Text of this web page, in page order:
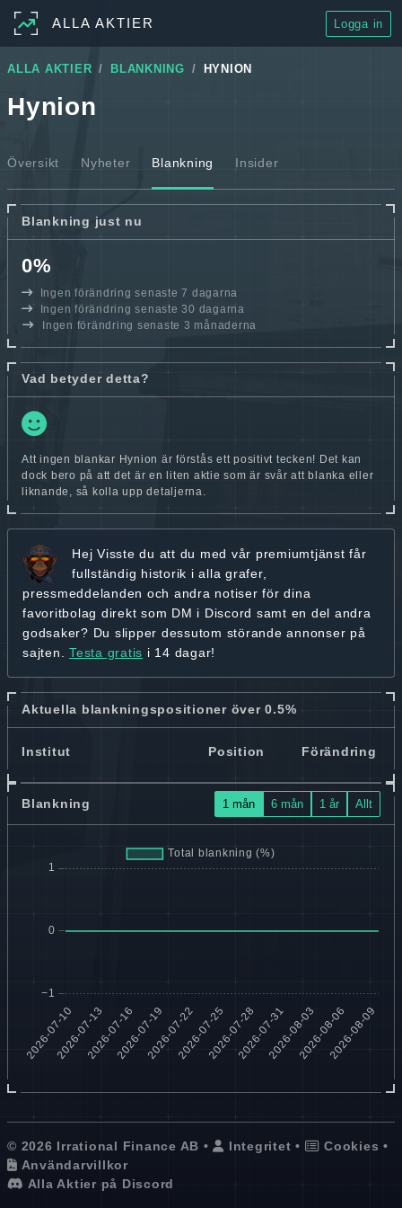
ALLA AKTIER Logga in
ALLA AKTIER BLANKNING HYNION
Hynion
Översikt Nyheter Blankning Insider
Blankning just nu
0%
Ingen förändring senaste 7 dagarna
Ingen förändring senaste 30 dagarna
Ingen förändring senaste 3 månaderna
Vad betyder detta?
Att ingen blankar Hynion är förstås ett positivt tecken! Det kan
dock bero på att det är en liten aktie som är svår att blanka eller
liknande, så kolla upp detaljerna.
Hej Visste du att du med vår premiumtjänst får
fullständig historik i alla grafer,
pressmeddelanden och andra notiser för dina
favoritbolag direkt som DM i Discord samt en del andra
godsaker? Du slipper dessutom störande annonser på
sajten. Testa gratis i 14 dagar!
Aktuella blankningspositioner över 0.5%
Institut Position Förändring
Blankning 1 mån 6 mån 1 år Allt
© 2026 Irrational Finance AB • Integritet • Cookies •
Användarvillkor
Alla Aktier på Discord